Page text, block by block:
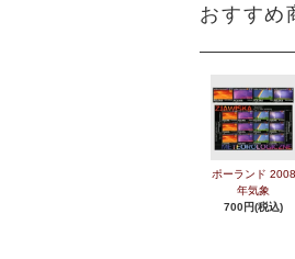
おすすめ
ポーランド 2008
年気象
700円(税込)